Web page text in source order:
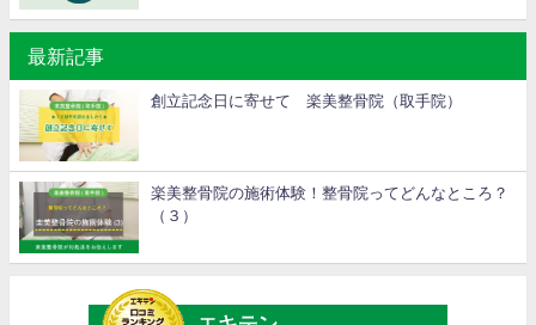
最新記事
創立記念日に寄せて 楽美整骨院（取手院）
楽美整骨院の施術体験！整骨院ってどんなところ？
（３）